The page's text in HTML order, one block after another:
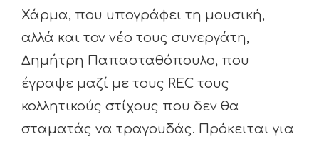
Χάρμα, που υπογράφει τη μουσική,
αλλά και τον νέο τους συνεργάτη,
Δημήτρη Παπασταθόπουλο, που
έγραψε μαζί με τους REC τους
κολλητικούς στίχους που δεν θα
σταματάς να τραγουδάς. Πρόκειται για